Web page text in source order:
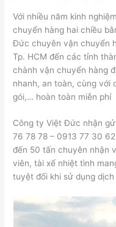
Với nhiều năm kinh
chuyển hàng hai chiều
Đức chuyên vận chuyển
Tp. HCM đến các tỉnh
chành vận chuyển hàng
nhanh, an toàn, cùng với
gói,… hoàn toàn miễn phí
Công ty Việt Đức nhận
76 78 78 – 0913 77 30
đến 50 tấn chuyên nhận
viên, tài xế nhiệt tình
tuyệt đối khi sử dụng